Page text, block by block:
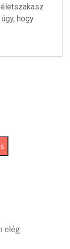
hogy
elég